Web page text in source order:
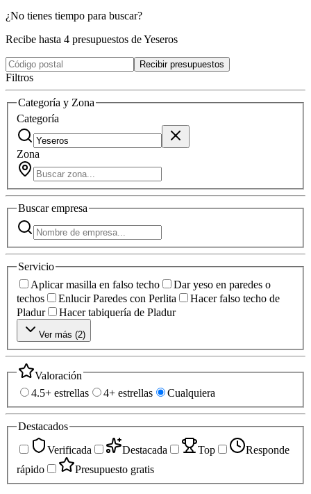
¿No tienes tiempo para buscar?
Recibe hasta 4 presupuestos de Yeseros
Recibir presupuestos
Filtros
Categoría y Zona
Categoría
Zona
Buscarempresa
Servicio
Aplicar masilla en falso techo
Dar yeso en paredes o
techos
Enlucir Paredes con Perlita
Hacer falso techo de
Pladur
Hacer tabiquería de Pladur
Ver más (2)
Valoración
4.5+ estrellas
4+ estrellas Cualquiera
Destacados
Verificada
Destacada Top
Responde
rápido
Presupuesto gratis